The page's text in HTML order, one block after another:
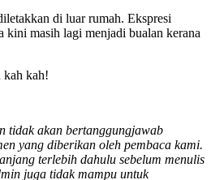
di luar rumah. Ekspresi
kini masih lagi menjadi bualan kerana
kah!
tidak akan bertanggungjawab
yang diberikan oleh pembaca kami.
terlebih dahulu sebelum menulis
juga tidak mampu untuk